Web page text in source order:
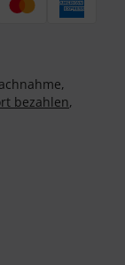
bezahlen,